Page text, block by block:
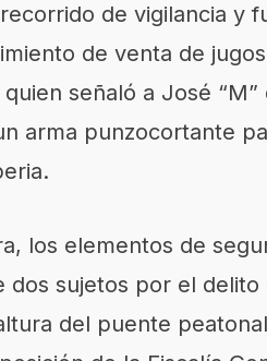
de vigilancia y
de venta de
señaló a José
arma punzocortante
los elementos de
dos sujetos por el
del puente